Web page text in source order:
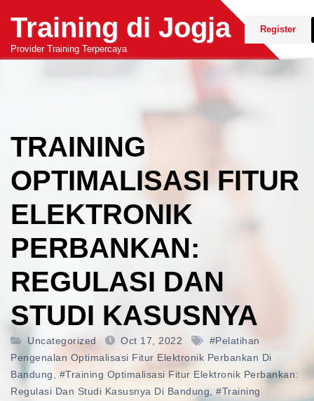
content
Training di Jogja
Provider Training Terpercaya
Register
TRAINING
OPTIMALISASI FITUR
ELEKTRONIK
PERBANKAN:
REGULASI DAN
STUDI KASUSNYA
Uncategorized Oct 17, 2022
#pelatihan
Pengenalan Optimalisasi Fitur Elektronik Perbankan Di
Bandung
#training Optimalisasi Fitur Elektronik Perbankan:
Regulasi Dan Studi Kasusnya Di Bandung
#training